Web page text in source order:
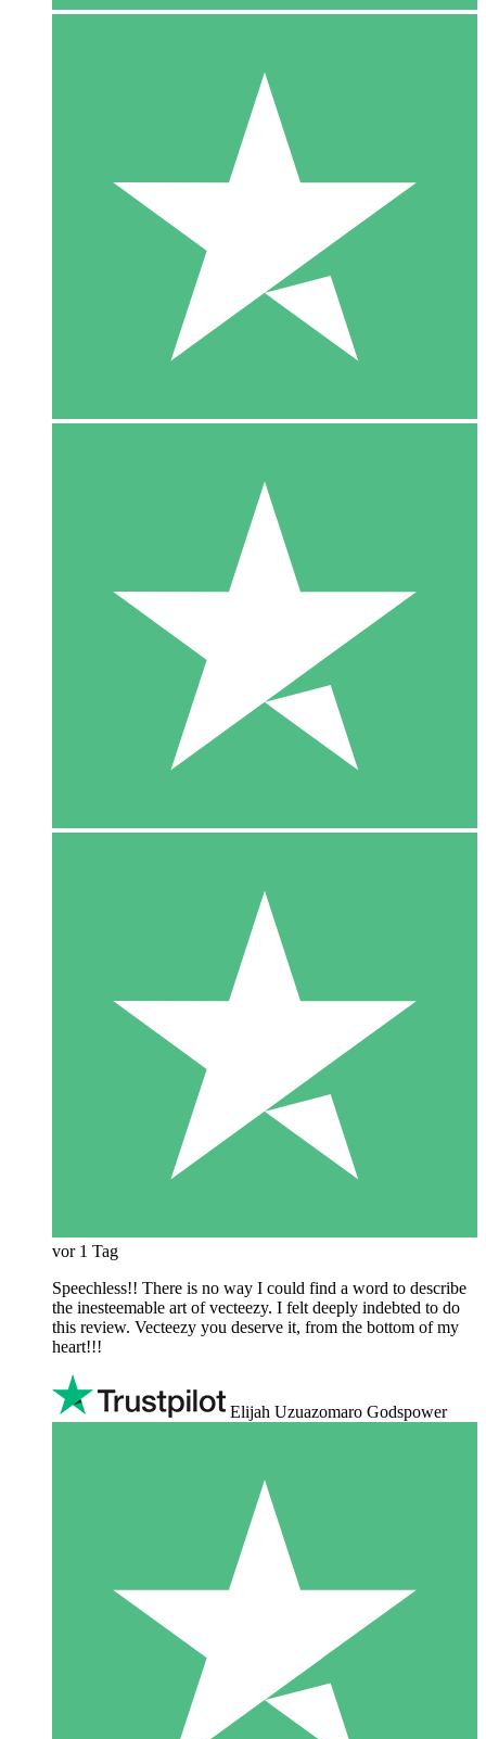
vor 1 Tag
Speechless!! There is no way I could find a word to describe
the inesteemable art of vecteezy. I felt deeply indebted to do
this review. Vecteezy you deserve it, from the bottom of my
heart!!!
Elijah Uzuazomaro Godspower